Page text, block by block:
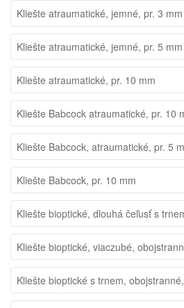
Kliešte atraumatické, jemné, pr. 3 mm
Kliešte atraumatické, jemné, pr. 5 mm
Kliešte atraumatické, pr. 10 mm
Kliešte Babcock atraumatické, pr. 10
Kliešte Babcock, atraumatické, pr. 5
Kliešte Babcock, pr. 10 mm
Kliešte bioptické, dlouhá čeľusť s
Kliešte bioptické, viaczubé,
Kliešte bioptické s trnem,